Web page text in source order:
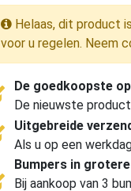
Helaas, dit product
voor u regelen. Neem
De goedkoopste
De nieuwste
Uitgebreide
Als u op een
Bumpers in
Bij aankoop van 3